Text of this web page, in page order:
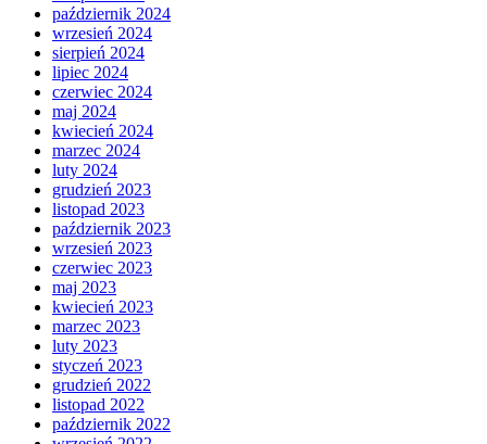
październik 2024
wrzesień 2024
sierpień 2024
lipiec 2024
czerwiec 2024
maj 2024
kwiecień 2024
marzec 2024
luty 2024
grudzień 2023
listopad 2023
październik 2023
wrzesień 2023
czerwiec 2023
maj 2023
kwiecień 2023
marzec 2023
luty 2023
styczeń 2023
grudzień 2022
listopad 2022
październik 2022